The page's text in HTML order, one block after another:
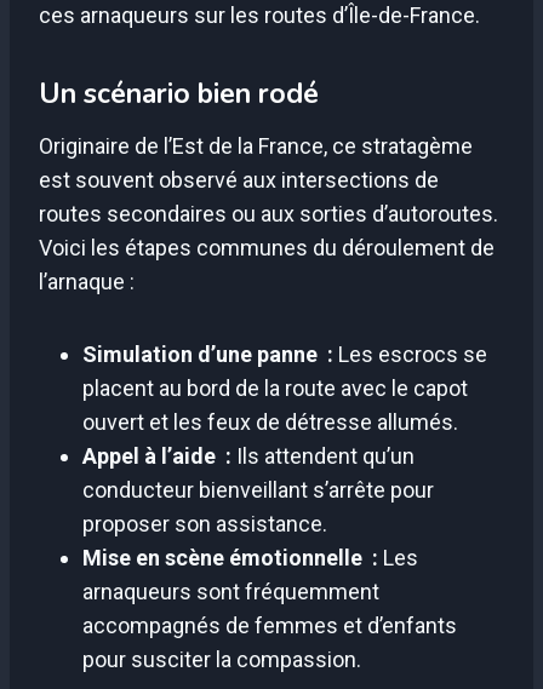
ces arnaqueurs sur les routes d’Île-de-France.
Un scénario bien rodé
Originaire de l’Est de la France, ce stratagème
est souvent observé aux intersections de
routes secondaires ou aux sorties d’autoroutes.
Voici les étapes communes du déroulement de
l’arnaque :
Simulation d’une panne : Les escrocs se
placent au bord de la route avec le capot
ouvert et les feux de détresse allumés.
Appel à l’aide : Ils attendent qu’un
conducteur bienveillant s’arrête pour
proposer son assistance.
Mise en scène émotionnelle : Les
arnaqueurs sont fréquemment
accompagnés de femmes et d’enfants
pour susciter la compassion.